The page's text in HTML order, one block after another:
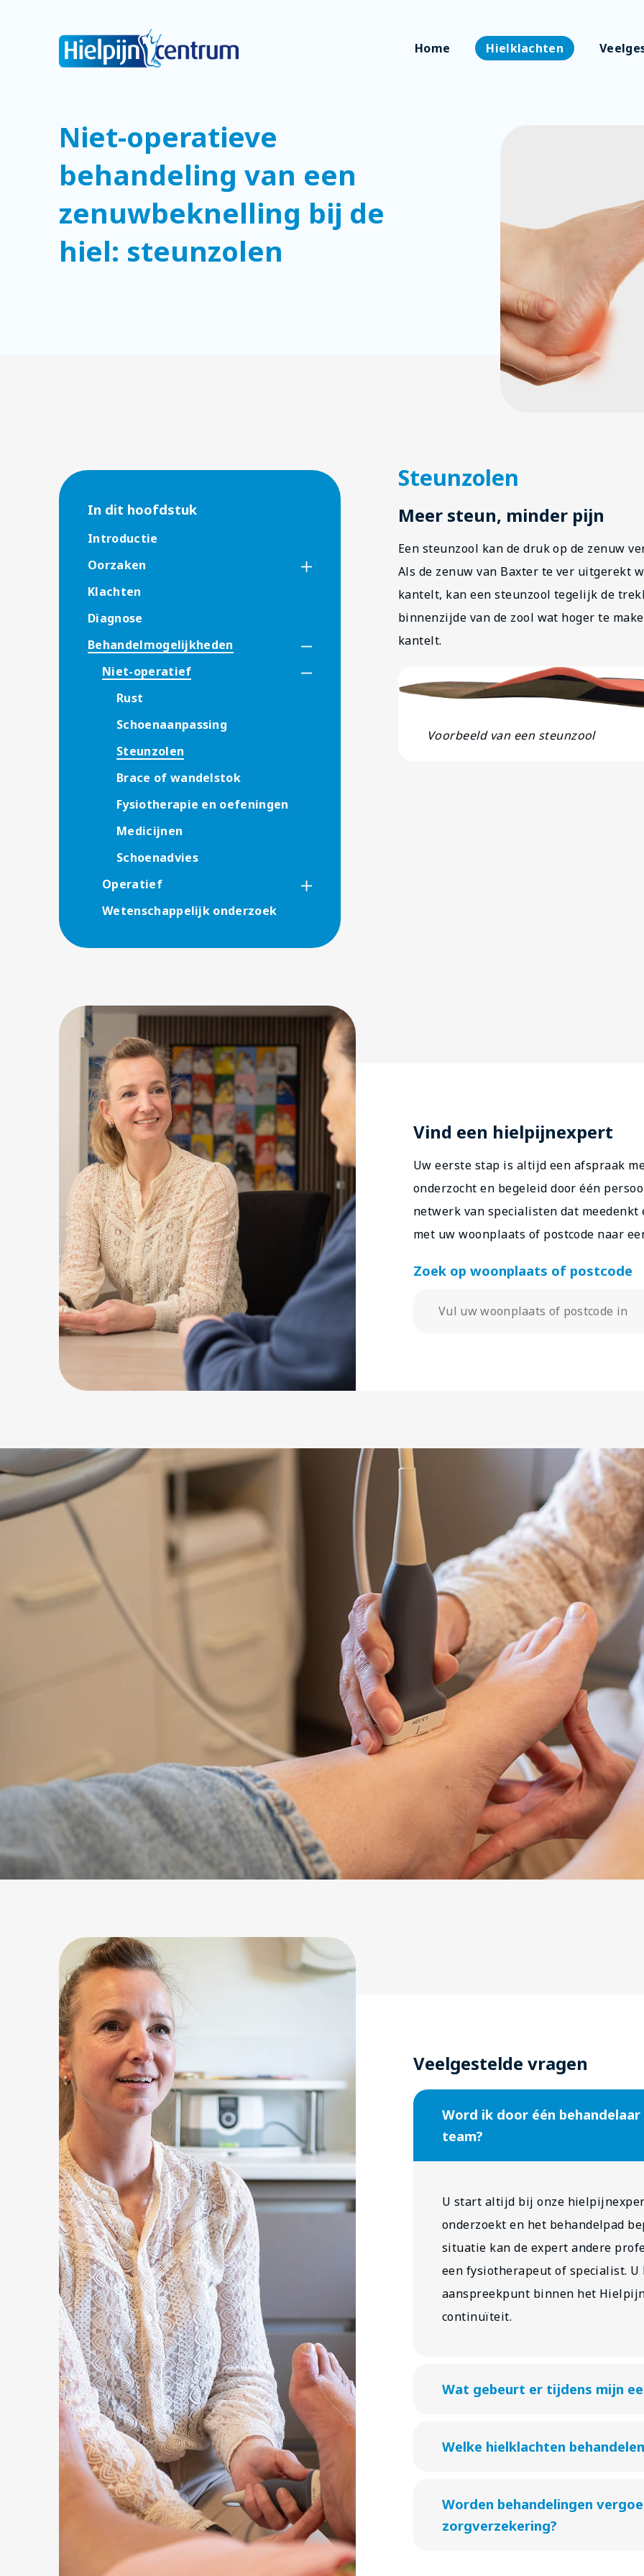
Home Hielklachten
Niet-operatieve
behandeling van een
zenuwbeknelling bij de
hiel: steunzolen
In dit hoofdstuk
Introductie
Oorzaken
Klachten
Diagnose
Behandelmogelijkheden
Niet-operatief
Rust
Schoenaanpassing
Steunzolen
Brace of wandelstok
Fysiotherapie en oefeningen
Medicijnen
Schoenadvies
Operatief
Wetenschappelijk onderzoek
Steunzolen
Meer steun, minder pijn
Een steunzool kan de druk op de zenuw
Als de zenuw van Baxter te ver uitgerekt
kantelt, kan een steunzool tegelijk de
binnenzijde van de zool wat hoger te
kantelt.
Voorbeeld van een steunzool
Vind een hielpijnexpert
Uw eerste stap is altijd een afspraak
onderzocht en begeleid door één
netwerk van specialisten dat
met uw woonplaats of postcode naar
Zoek op woonplaats of postcode
Veelgestelde vragen
Word ik door één
team?
U start altijd bij onze
onderzoekt en het behandelpad
situatie kan de expert andere
een fysiotherapeut of specialist. U
aanspreekpunt binnen het
continuïteit.
Wat gebeurt er tijdens mijn
Welke hielklachten
Worden behandelingen
zorgverzekering?